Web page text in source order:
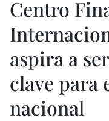
Centro
aspira a
clave para
nacional